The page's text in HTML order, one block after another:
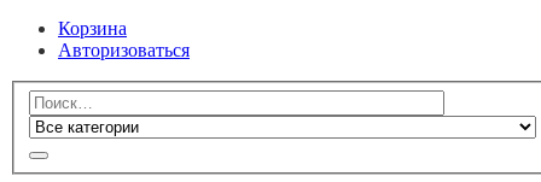
Корзина
Авторизоваться